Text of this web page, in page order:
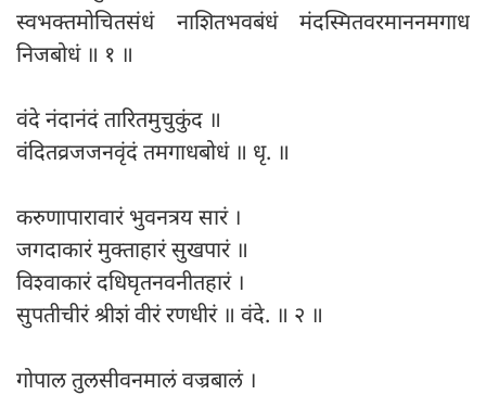
स्वभक्तमोचितसंधं नाशितभवबंधं मंदस्मितवरमाननमगाध
निजबोधं ॥ १ ॥
वंदे नंदानंदं तारितमुचुकुंद ॥
वंदितव्रजजनवृंदं तमगाधबोधं ॥ धृ. ॥
करुणापारावारं भुवनत्रय सारं ।
जगदाकारं मुक्ताहारं सुखपारं ॥
विश्वाकारं दधिघृतनवनीतहारं ।
सुपतीचीरं श्रीशं वीरं रणधीरं ॥ वंदे. ॥ २ ॥
गोपाल तुलसीवनमालं वज्रबालं ।